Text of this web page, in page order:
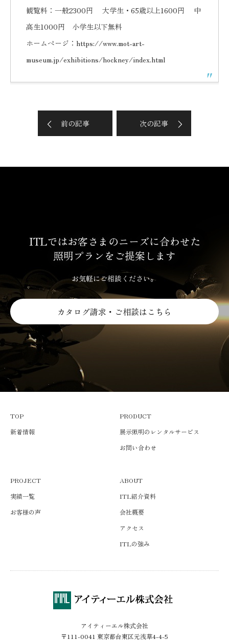
観覧料：一般2300円 大学生・65歳以上1600円 中
高生1000円 小学生以下無料
ホームページ： https://www.mot-art-
museum.jp/exhibitions/hockney/index.html
前の記事 次の記事
ITLではお客さまのニーズに合わせた
照明プランをご提案します
お気軽にご相談ください。
カタログ請求・ご相談はこちら
TOP
新着情報
PRODUCT
展示照明のレンタルサービス
お問い合わせ
PROJECT
実績一覧
お客様の声
ABOUT
ITL紹介資料
会社概要
アクセス
ITLの強み
アイティーエル株式会社
〒111-0041 東京都台東区元浅草4-4-5